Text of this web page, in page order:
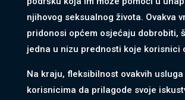
njihovog seksualnog života. Ovakva
pridonosi općem osjećaju dobrobiti,
jedna u nizu prednosti koje korisnici
Na kraju, fleksibilnost ovakvih
korisnicima da prilagode svoje